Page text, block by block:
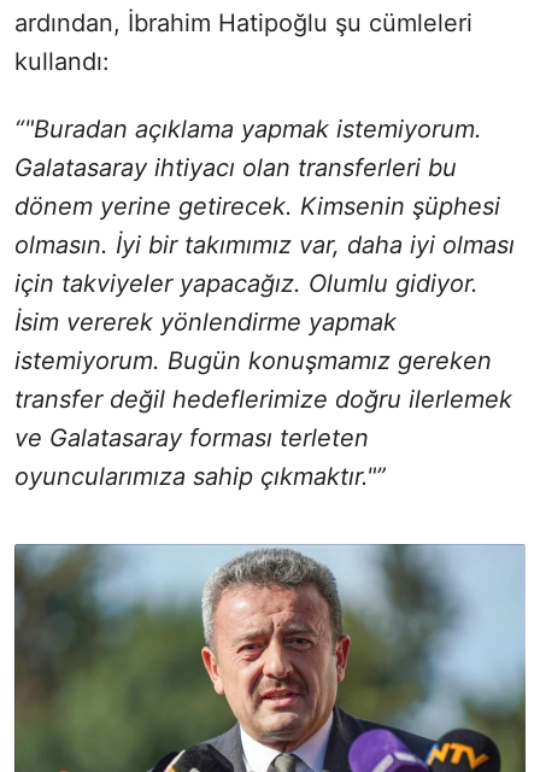
ardından, İbrahim Hatipoğlu şu cümleleri
kullandı:
“"Buradan açıklama yapmak istemiyorum.
Galatasaray ihtiyacı olan transferleri bu
dönem yerine getirecek. Kimsenin şüphesi
olmasın. İyi bir takımımız var, daha iyi olması
için takviyeler yapacağız. Olumlu gidiyor.
İsim vererek yönlendirme yapmak
istemiyorum. Bugün konuşmamız gereken
transfer değil hedeflerimize doğru ilerlemek
ve Galatasaray forması terleten
oyuncularımıza sahip çıkmaktır."”